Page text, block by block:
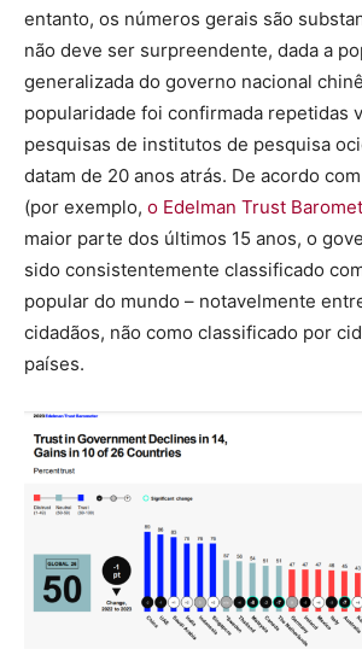
entanto, os números gerais são
não deve ser surpreendente, dada a
generalizada do governo nacional
popularidade foi confirmada repetidas
pesquisas de institutos de pesquisa
datam de 20 anos atrás. De acordo
(por exemplo, o Edelman Trust
maior parte dos últimos 15 anos, o
sido consistentemente classificado
popular do mundo – notavelmente
cidadãos, não como classificado por
países.